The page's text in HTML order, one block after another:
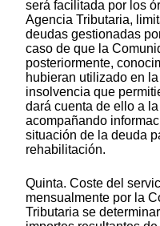
será facilitada por los
Agencia Tributaria,
deudas gestionadas
caso de que la
posteriormente,
hubieran utilizado en
insolvencia que
dará cuenta de ello a
acompañando
situación de la deuda
rehabilitación.
Quinta. Coste del
mensualmente por la
Tributaria se